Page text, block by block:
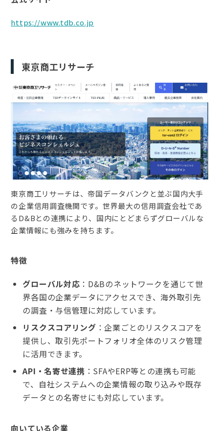
https://www.tdb.co.jp
東京商工リサーチ
東京商工リサーチは、帝国データバンクと並ぶ国内大手
の企業信用調査機関です。世界最大の信用調査会社であ
るD&Bとの連携により、国内にとどまらずグローバルな
企業情報にも強みを持ちます。
特徴
グローバル対応 ：D&Bのネットワークを通じて世
界各国の企業データにアクセスでき、海外取引先
の調査・与信管理に対応しています。
リスクスコアリング ：企業ごとのリスクスコアを
提供し、取引先ポートフォリオ全体のリスク管理
に活用できます。
API・名寄せ連携 ：SFAやERP等との連携も可能
で、自社システムへの企業情報の取り込みや既存
データとの名寄せにも対応しています。
向いている企業